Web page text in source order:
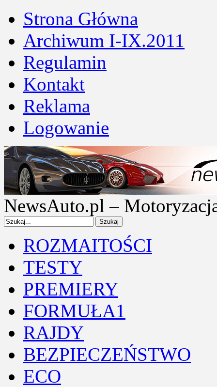
Strona Główna
Archiwum I-IX.2011
Regulamin
Kontakt
Reklama
Logowanie
NewsAuto.pl –
ROZMAITOŚCI
TESTY
PREMIERY
FORMUŁA1
RAJDY
BEZPIECZEŃSTWO
ECO